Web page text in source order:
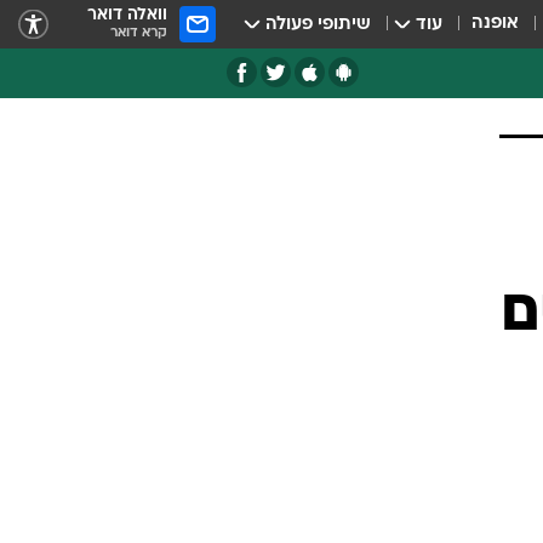
אופנה עוד שיתופי פעולה וואלה דואר
קרא דואר